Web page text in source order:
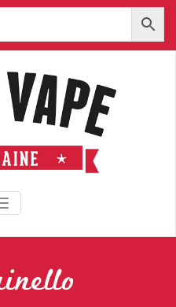
TOGGLE NAVIGATION